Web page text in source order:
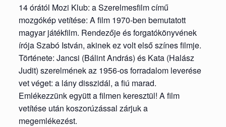
14 órától Mozi Klub: a Szerelmesfilm című
mozgókép vetítése: A film 1970-ben bemutatott
magyar játékfilm. Rendezője és forgatókönyvének
írója Szabó István, akinek ez volt első színes filmje.
Története: Jancsi (Bálint András) és Kata (Halász
Judit) szerelmének az 1956-os forradalom leverése
vet véget: a lány disszidál, a fiú marad.
Emlékezzünk együtt a filmen keresztül! A film
vetítése után koszorúzással zárjuk a
megemlékezést.